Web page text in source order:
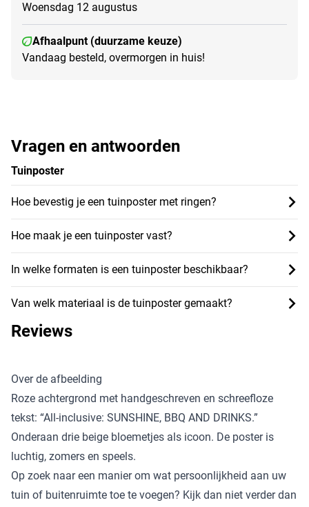
Woensdag 12 augustus
Afhaalpunt (duurzame keuze)
Vandaag besteld, overmorgen in huis!
Vragen en antwoorden
Tuinposter
Hoe bevestig je een tuinposter met ringen?
Hoe maak je een tuinposter vast?
In welke formaten is een tuinposter beschikbaar?
Van welk materiaal is de tuinposter gemaakt?
Reviews
Over de afbeelding
Roze achtergrond met handgeschreven en schreefloze
tekst: “All-inclusive: SUNSHINE, BBQ AND DRINKS.”
Onderaan drie beige bloemetjes als icoon. De poster is
luchtig, zomers en speels.
Op zoek naar een manier om wat persoonlijkheid aan uw
tuin of buitenruimte toe te voegen? Kijk dan niet verder dan